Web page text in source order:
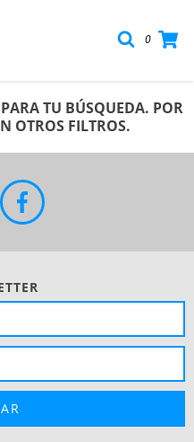
0
TU BÚSQUEDA. POR
OTROS FILTROS.